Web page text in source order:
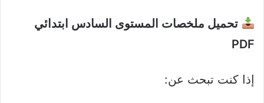
تحميل ملخصات المستوى السادس ابتدائي
PDF
إذا كنت تبحث عن: